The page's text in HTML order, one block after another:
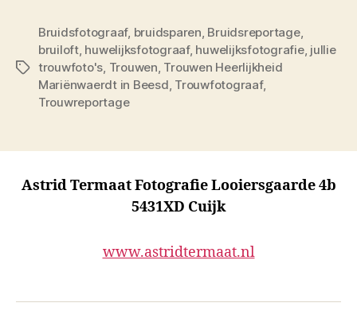
Tags
Bruidsfotograaf, bruidsparen, Bruidsreportage,
bruiloft, huwelijksfotograaf, huwelijksfotografie, jullie
trouwfoto's, Trouwen, Trouwen Heerlijkheid
Mariënwaerdt in Beesd, Trouwfotograaf,
Trouwreportage
Astrid Termaat Fotografie Looiersgaarde 4b
5431XD Cuijk
www.astridtermaat.nl